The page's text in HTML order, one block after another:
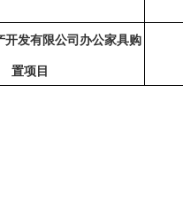
开发有限公司办公家具购
置项目